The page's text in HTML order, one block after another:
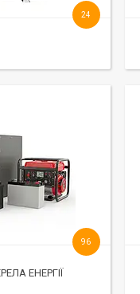
24
ЕНЕРГІЇ
96